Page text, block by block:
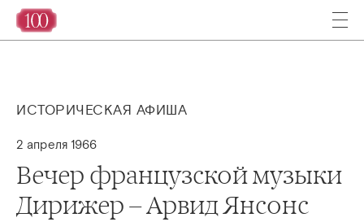
ИСТОРИЧЕСКАЯ АФИША
2 апреля 1966
Вечер французской музыки
Дирижер – Арвид Янсонс